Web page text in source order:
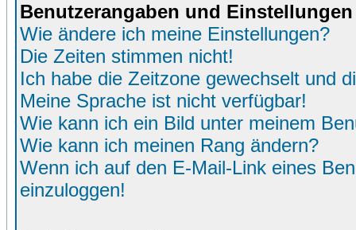
Benutzerangaben und Einstellungen
Wie ändere ich meine Einstellungen?
Die Zeiten stimmen nicht!
Ich habe die Zeitzone gewechselt und
Meine Sprache ist nicht verfügbar!
Wie kann ich ein Bild unter meinem
Wie kann ich meinen Rang ändern?
Wenn ich auf den E-Mail-Link eines
einzuloggen!